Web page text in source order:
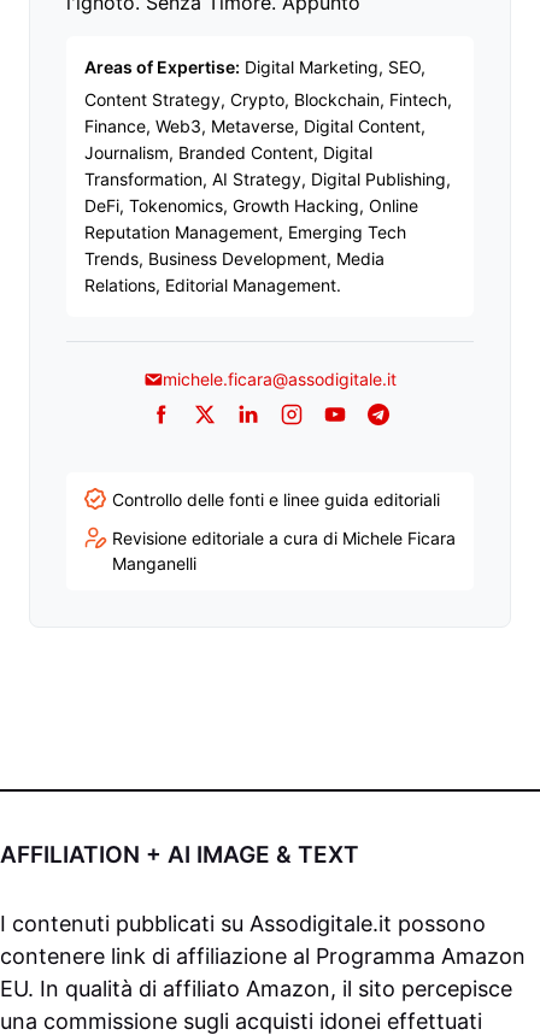
Areas of Expertise: Digital Marketing, SEO,
Content Strategy, Crypto, Blockchain, Fintech,
Finance, Web3, Metaverse, Digital Content,
Journalism, Branded Content, Digital
Transformation, AI Strategy, Digital Publishing,
DeFi, Tokenomics, Growth Hacking, Online
Reputation Management, Emerging Tech
Trends, Business Development, Media
Relations, Editorial Management.
michele.ficara@assodigitale.it
Facebook
TwitterLinkedInInstagram
YouTubeTelegram
Controllo delle fonti e linee guida editoriali
Revisione editoriale a cura di Michele Ficara
Manganelli
AFFILIATION + AI IMAGE & TEXT
I contenuti pubblicati su Assodigitale.it possono
contenere link di affiliazione al Programma Amazon
EU. In qualità di affiliato Amazon, il sito percepisce
una commissione sugli acquisti idonei effettuati